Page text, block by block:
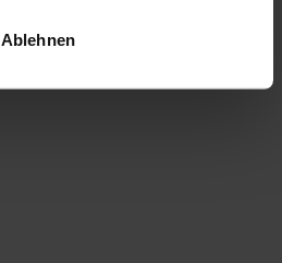
Ablehnen